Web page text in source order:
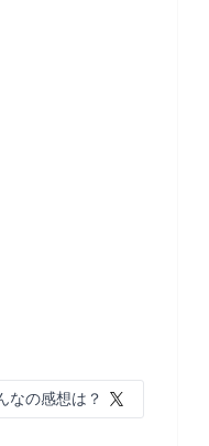
なの感想は？